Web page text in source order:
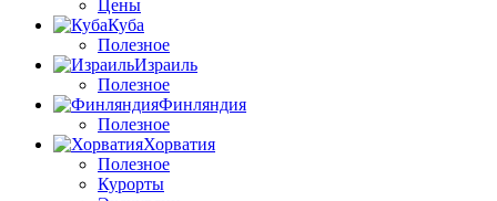
Цены
Куба
Полезное
Израиль
Полезное
Финляндия
Полезное
Хорватия
Полезное
Курорты